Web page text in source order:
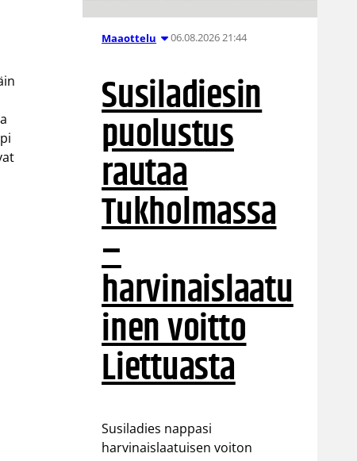
Maaottelu 06.08.2026 21:44
Susiladiesin
puolustus
rautaa
Tukholmassa
–
harvinaislaatu
inen voitto
Liettuasta
Susiladies nappasi
harvinaislaatuisen voiton